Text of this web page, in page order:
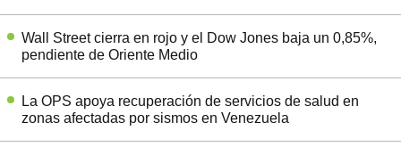
Wall Street cierra en rojo y el Dow Jones baja un 0,85%,
pendiente de Oriente Medio
La OPS apoya recuperación de servicios de salud en
zonas afectadas por sismos en Venezuela